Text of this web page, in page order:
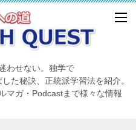
わせない。独学で
た秘訣、正統派学習法を紹介。
マガ・Podcastまで様々な情報